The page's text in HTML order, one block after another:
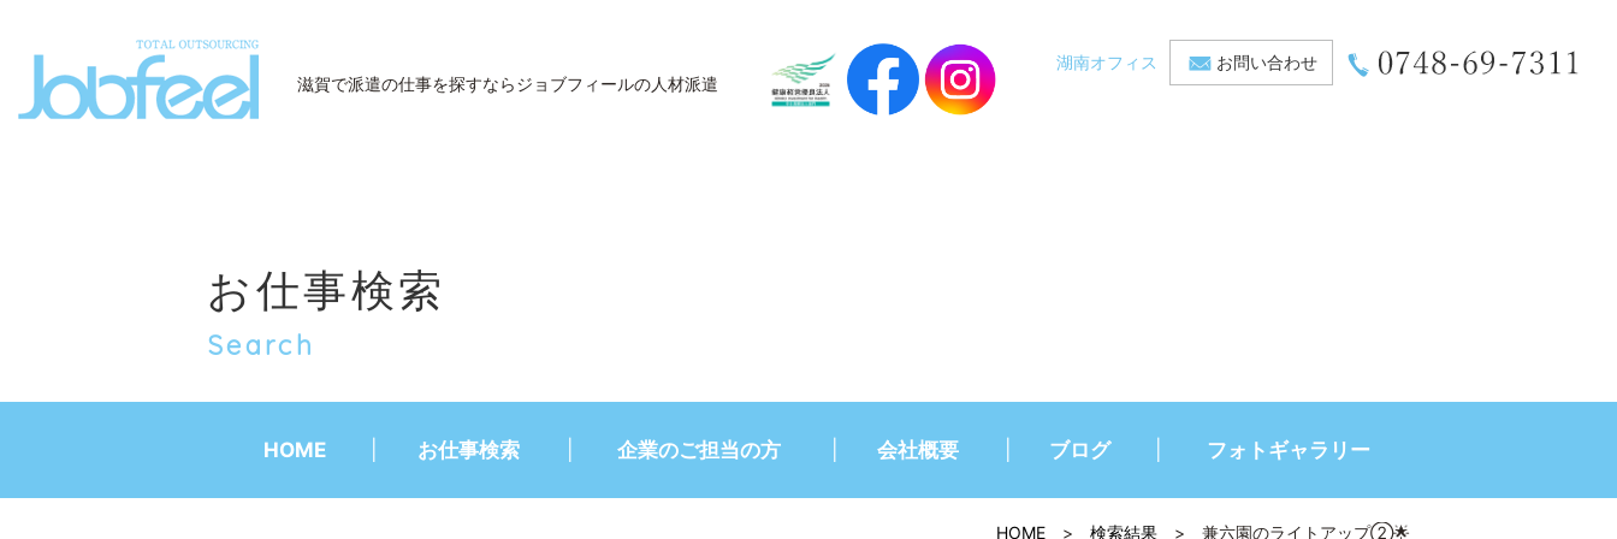
滋賀で派遣の仕事を探すならジョブフィールの人材派遣
湖南オフィス お問い合わせ
お仕事検索
Search
HOME お仕事検索 企業のご担当の方 会社概要 ブログ フォトギャラリー
HOME > 検索結果 > 兼六園のライトアップ②🌟